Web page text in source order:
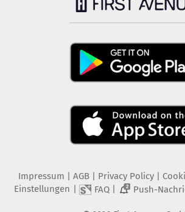
Impressum AGB Privacy Policy|
Einstellungen
FAQ| 2 Push-